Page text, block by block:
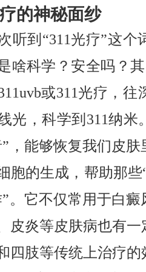
的神秘面纱
听到“311光疗”这
啥科学？安全吗？
或311光疗，
光，科学到311纳米
，能够恢复我们皮
胞的生成，帮助那些
。它不仅常用于白
皮炎等皮肤病也有
四肢等传统上治疗的